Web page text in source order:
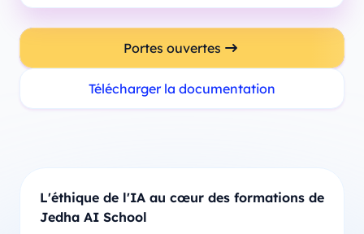
Portes ouvertes
Télécharger la documentation
L'éthique de l'IA au cœur des formations de
Jedha AI School